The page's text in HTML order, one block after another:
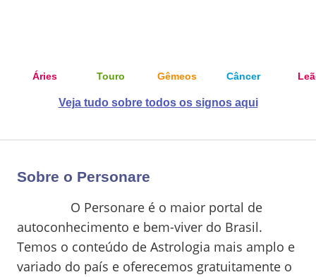
Áries Touro Gêmeos Câncer
Veja tudo sobre todos os signos aqui
Sobre o Personare
O Personare é o maior portal de
autoconhecimento e bem-viver do Brasil.
Temos o conteúdo de Astrologia mais amplo e
variado do país e oferecemos gratuitamente o